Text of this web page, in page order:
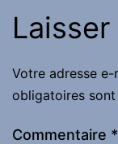
Votre adresse e-
obligatoires
Commentaire *